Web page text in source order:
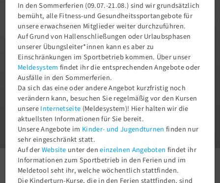
Charlottenburger Turn- und Sportverein von
1858 e.V.
1 3
Aktuelles
Newsroom
Deutsche Jugendmeisterin in der Rhythmischen Sportgymnastik!
In den Sommerferien (09.07.-21.08.) sind wir grundsätzlich
bemüht, alle Fitness-und Gesundheitssportangebote für
unsere erwachsenen Mitglieder weiter durchzuführen.
Auf Grund von Hallenschließungen oder Urlaubsphasen
unserer Übungsleiter*innen kann es aber zu
Einschränkungen im Sportbetrieb kommen. Über unser
Meldesystem findet ihr die entsprechenden Angebote oder
Ausfälle in den Sommerferien.
Da sich das eine oder andere Angebot kurzfristig noch
verändern kann, besuchen Sie regelmäßig vor den Kursen
unsereInternetseite (Meldesystem)! Hier halten wir die
aktuellsten Informationen für Sie bereit.
Unsere Angebote im Kinder- und Jugendturnen finden nur
sehr eingeschränkt statt.
Auf derWebsite unter deneinzelnen Angeboten findet ihr
Informationen zum Sportbetrieb in den Ferien und im
Meldetool seht ihr, welche wöchentlich stattfinden.
Die Kinderturn-Kurse, die in den Ferien stattfinden, sind